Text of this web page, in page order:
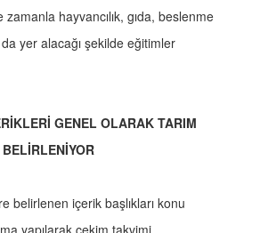
hayvancılık, gıda, beslenme
yer alacağı şekilde eğitimler
GENEL OLARAK TARIM
belirlenen içerik başlıkları konu